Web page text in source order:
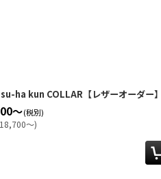
ha kun COLLAR【レザーオーダー】
～(税別)
18,700～)